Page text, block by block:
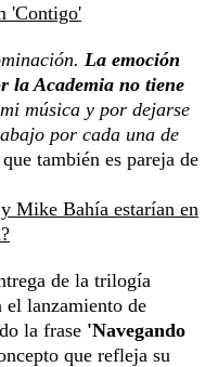
'Contigo'
La emoción
la Academia no tiene
música y por dejarse
por cada una de
también es pareja de
Mike Bahía estarían en
de la trilogía
lanzamiento de
la frase 'Navegando
que refleja su